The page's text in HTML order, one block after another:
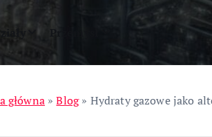
Przemysł
główna»Blog» Hydraty gazowe jako